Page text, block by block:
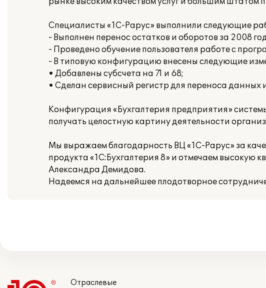
Специалисты «1С-Рарус» выполнили следующие
- Выполнен перенос остатков и оборотов за 2008
- Проведено обучение пользователя работе с
- В типовую конфигурацию внесены следующие
• Добавлены субсчета на 71 и 68;
• Сделан сервисный регистр для переноса данных
Конфигурация «Бухгалтерия предприятия»
получать целостную картину деятельности
Мы выражаем благодарность ВЦ «1С-Рарус» за
продукта «1С:Бухгалтерия 8» и отмечаем
Александра Демидова.
Надеемся на дальнейшее плодотворное
Отраслевые